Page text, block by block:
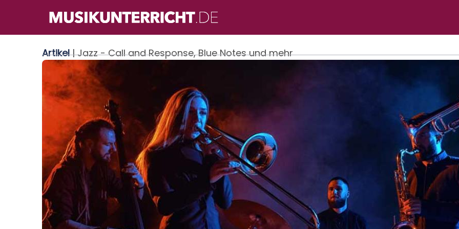
Inhalt
Artikel| Jazz - Call and Response, Blue Notes und mehr